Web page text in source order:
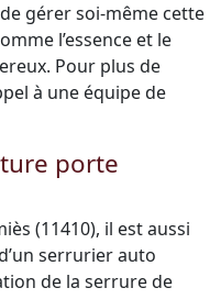
gérer soi-même cette
l’essence et le
Pour plus de
à une équipe de
porte
(11410), il est aussi
serrurier auto
de la serrure de